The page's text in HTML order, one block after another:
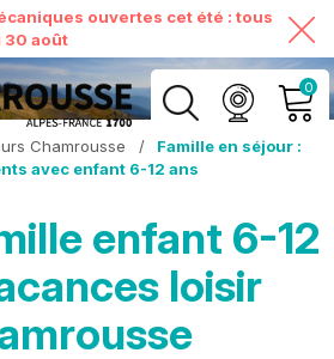
ouvertes cet été : tous
30 août
0
MON COMPTE
VOIR MON PANIER
Chamrousse /
Famille en séjour :
avec enfant 6-12 ans
enfant 6-12
loisir